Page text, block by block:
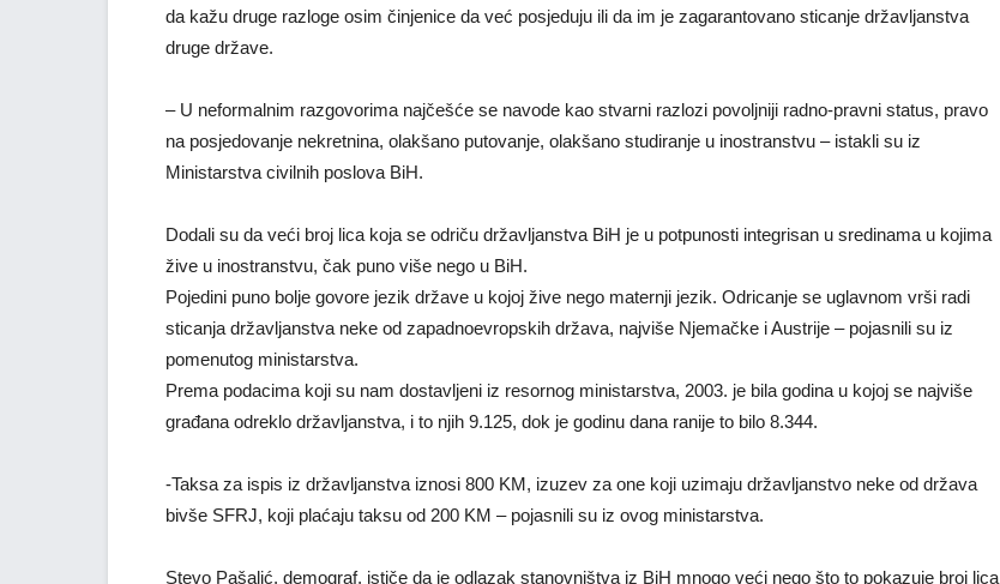
da kažu druge razloge osim činjenice da već posjeduju ili da im je zagarantovano sticanje državljanstva
druge države.
– U neformalnim razgovorima najčešće se navode kao stvarni razlozi povoljniji radno-pravni status, pravo
na posjedovanje nekretnina, olakšano putovanje, olakšano studiranje u inostranstvu – istakli su iz
Ministarstva civilnih poslova BiH.
Dodali su da veći broj lica koja se odriču državljanstva BiH je u potpunosti integrisan u sredinama u kojima
žive u inostranstvu, čak puno više nego u BiH.
Pojedini puno bolje govore jezik države u kojoj žive nego maternji jezik. Odricanje se uglavnom vrši radi
sticanja državljanstva neke od zapadnoevropskih država, najviše Njemačke i Austrije – pojasnili su iz
pomenutog ministarstva.
Prema podacima koji su nam dostavljeni iz resornog ministarstva, 2003. je bila godina u kojoj se najviše
građana odreklo državljanstva, i to njih 9.125, dok je godinu dana ranije to bilo 8.344.
-Taksa za ispis iz državljanstva iznosi 800 KM, izuzev za one koji uzimaju državljanstvo neke od država
bivše SFRJ, koji plaćaju taksu od 200 KM – pojasnili su iz ovog ministarstva.
Stevo Pašalić, demograf, ističe da je odlazak stanovništva iz BiH mnogo veći nego što to pokazuje broj lica